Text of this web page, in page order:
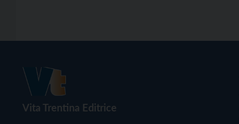
Vita Trentina Editrice